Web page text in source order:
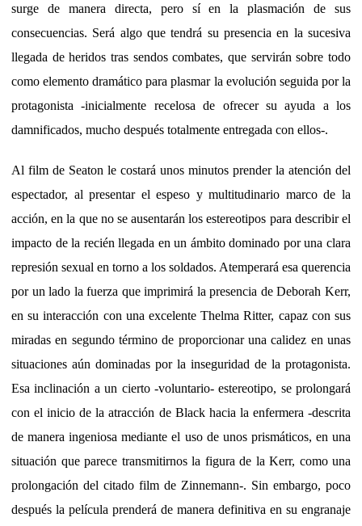
surge de manera directa, pero sí en la plasmación de sus
consecuencias. Será algo que tendrá su presencia en la sucesiva
llegada de heridos tras sendos combates, que servirán sobre todo
como elemento dramático para plasmar la evolución seguida por la
protagonista -inicialmente recelosa de ofrecer su ayuda a los
damnificados, mucho después totalmente entregada con ellos-.
Al film de Seaton le costará unos minutos prender la atención del
espectador, al presentar el espeso y multitudinario marco de la
acción, en la que no se ausentarán los estereotipos para describir el
impacto de la recién llegada en un ámbito dominado por una clara
represión sexual en torno a los soldados. Atemperará esa querencia
por un lado la fuerza que imprimirá la presencia de Deborah Kerr,
en su interacción con una excelente Thelma Ritter, capaz con sus
miradas en segundo término de proporcionar una calidez en unas
situaciones aún dominadas por la inseguridad de la protagonista.
Esa inclinación a un cierto -voluntario- estereotipo, se prolongará
con el inicio de la atracción de Black hacia la enfermera -descrita
de manera ingeniosa mediante el uso de unos prismáticos, en una
situación que parece transmitirnos la figura de la Kerr, como una
prolongación del citado film de Zinnemann-. Sin embargo, poco
después la película prenderá de manera definitiva en su engranaje